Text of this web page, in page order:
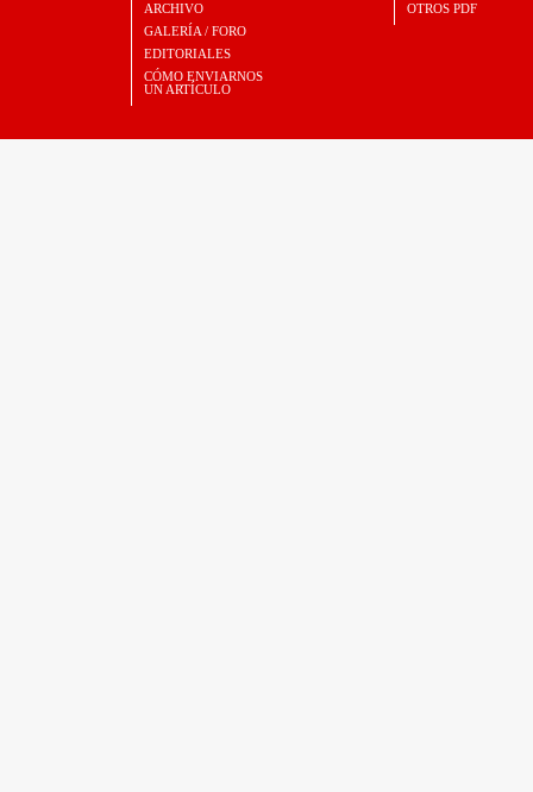
ARCHIVO
GALERÍA / FORO
EDITORIALES
CÓMO ENVIARNOS
UN ARTÍCULO
OTROS PDF